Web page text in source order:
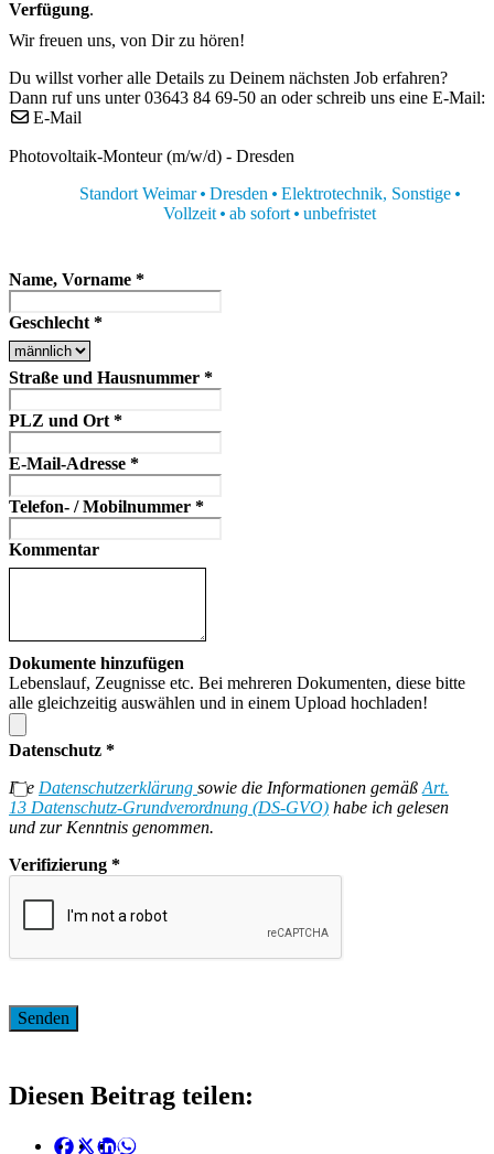
Verfügung.
Wir freuen uns, von Dir zu hören!
Du willst vorher alle Details zu Deinem nächsten Job erfahren?
Dann ruf uns unter 03643 84 69-50 an oder schreib uns eine E-Mail:
E-Mail
Photovoltaik-Monteur (m/w/d) - Dresden
Standort Weimar Dresden Elektrotechnik, Sonstige
Vollzeit ab sofort unbefristet
Name, Vorname *
Geschlecht *
Straße und Hausnummer *
PLZ und Ort *
E-Mail-Adresse *
Telefon- / Mobilnummer *
Kommentar
Dokumente hinzufügen
Lebenslauf, Zeugnisse etc. Bei mehreren Dokumenten, diese bitte
alle gleichzeitig auswählen und in einem Upload hochladen!
Datenschutz *
Die Datenschutzerklärung sowie die Informationen gemäß Art.
13 Datenschutz-Grundverordnung (DS-GVO) habe ich gelesen
und zur Kenntnis genommen.
Verifizierung *
Diesen Beitrag teilen: